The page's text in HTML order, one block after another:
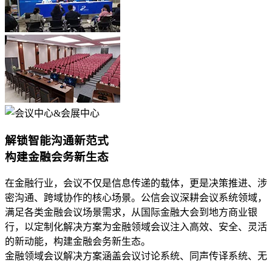
解锁智能沟通新范式
构建金融会务新生态
在金融行业，会议不仅是信息传递的载体，更是决策推进、涉
密沟通、跨域协作的核心场景。公信会议深耕会议系统领域，
满足各类金融会议场景需求，从国际金融大会到地方商业银
行，以定制化解决方案为金融领域会议注入高效、安全、灵活
的新动能，构建金融会务新生态。
金融领域会议解决方案涵盖会议讨论系统、同声传译系统、无